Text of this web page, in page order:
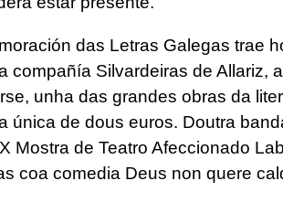
das Letras Galegas trae
compañía Silvardeiras de Allariz,
unha das grandes obras da
única de dous euros. Doutra
Mostra de Teatro Afeccionado
coa comedia Deus non quere